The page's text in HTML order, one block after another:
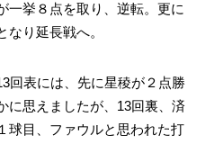
一挙８点を取り、逆転。更に
なり延長戦へ。
回表には、先に星稜が２点勝
に思えましたが、13回裏、済
球目、ファウルと思われた打